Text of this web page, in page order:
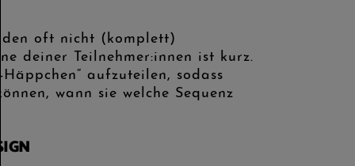
oft nicht (komplett)
deiner Teilnehmer:innen ist kurz.
aufzuteilen, sodass
wann sie welche Sequenz